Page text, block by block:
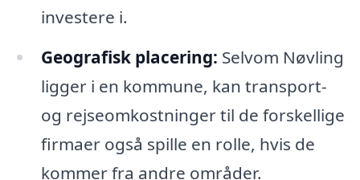
investere i.
Geografisk placering: Selvom Nøvling
ligger i en kommune, kan transport-
og rejseomkostninger til de forskellige
firmaer også spille en rolle, hvis de
kommer fra andre områder.